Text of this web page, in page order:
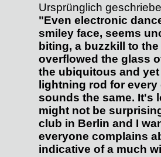
Ursprünglich
"Even electronic
smiley face, seems
biting, a buzzkill to
overflowed the glass
the ubiquitous and
lightning rod for
sounds the same. It's
might not be
club in Berlin and I
everyone complains
indicative of a much